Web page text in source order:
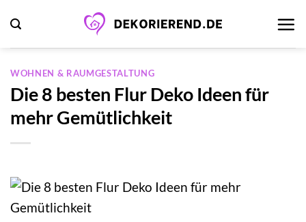
Inhalt
springen
WOHNEN & RAUMGESTALTUNG
Die 8 besten Flur Deko Ideen für
mehr Gemütlichkeit